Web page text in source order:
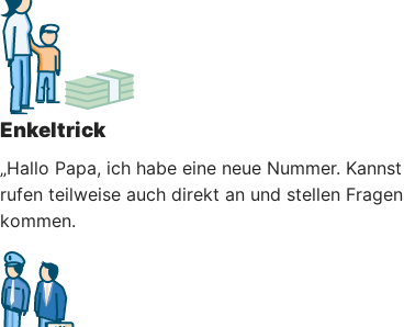
Enkeltrick
„Hallo Papa, ich habe eine neue Nummer.
rufen teilweise auch direkt an und stellen
kommen.